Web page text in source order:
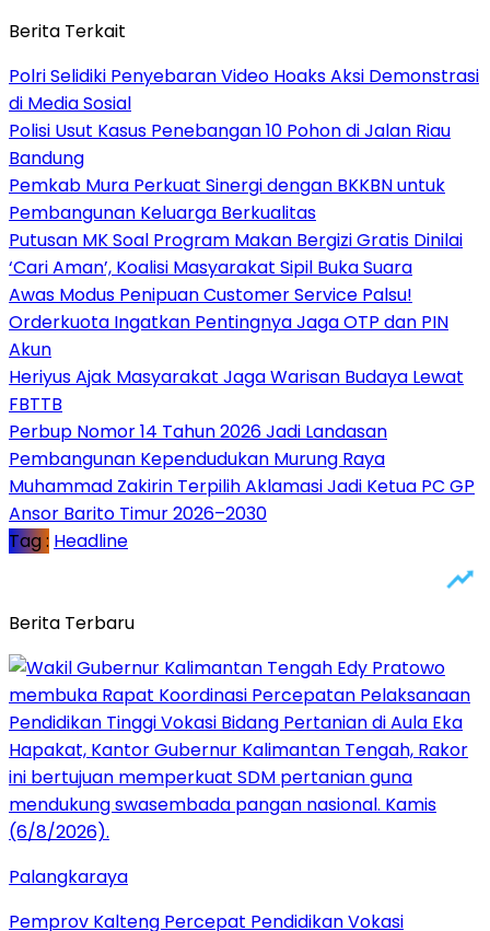
Berita Terkait
Polri Selidiki Penyebaran Video Hoaks Aksi Demonstrasi
di Media Sosial
Polisi Usut Kasus Penebangan 10 Pohon di Jalan Riau
Bandung
Pemkab Mura Perkuat Sinergi dengan BKKBN untuk
Pembangunan Keluarga Berkualitas
Putusan MK Soal Program Makan Bergizi Gratis Dinilai
‘Cari Aman’, Koalisi Masyarakat Sipil Buka Suara
Awas Modus Penipuan Customer Service Palsu!
Orderkuota Ingatkan Pentingnya Jaga OTP dan PIN
Akun
Heriyus Ajak Masyarakat Jaga Warisan Budaya Lewat
FBTTB
Perbup Nomor 14 Tahun 2026 Jadi Landasan
Pembangunan Kependudukan Murung Raya
Muhammad Zakirin Terpilih Aklamasi Jadi Ketua PC GP
Ansor Barito Timur 2026–2030
Tag : Headline
Berita Terbaru
Palangkaraya
Pemprov Kalteng Percepat Pendidikan Vokasi